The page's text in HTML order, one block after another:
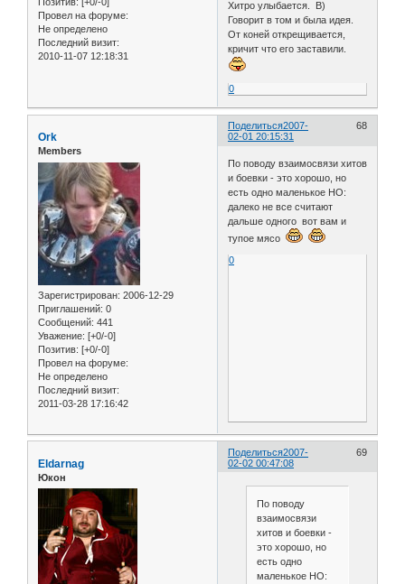
Позитив: [+0/-0]
Провел на форуме:
Не определено
Последний визит:
2010-11-07 12:18:31
Хитро улыбается. B)
Говорит в том и была идея.
От коней открещивается,
кричит что его заставили.
0
Поделиться 68
2007-
02-01 20:15:31
Ork
Members
Зарегистрирован: 2006-12-29
Приглашений: 0
Сообщений: 441
Уважение: [+0/-0]
Позитив: [+0/-0]
Провел на форуме:
Не определено
Последний визит:
2011-03-28 17:16:42
По поводу взаимосвязи хитов
и боевки - это хорошо, но
есть одно маленькое НО:
далеко не все считают
дальше одного вот вам и
тупое мясо
0
Поделиться 69
2007-
02-02 00:47:08
Eldarnag
Юкон
По поводу
взаимосвязи
хитов и боевки -
это хорошо, но
есть одно
маленькое НО: